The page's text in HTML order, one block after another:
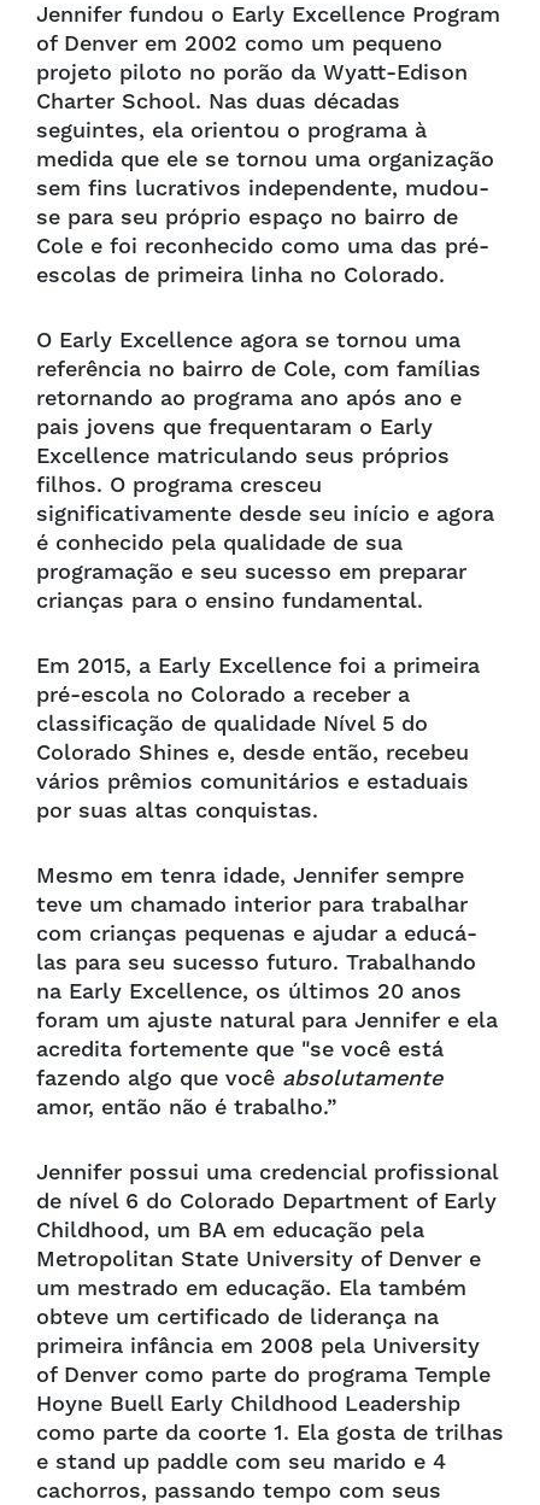
Jennifer fundou o Early Excellence Program
of Denver em 2002 como um pequeno
projeto piloto no porão da Wyatt-Edison
Charter School. Nas duas décadas
seguintes, ela orientou o programa à
medida que ele se tornou uma organização
sem fins lucrativos independente, mudou-
se para seu próprio espaço no bairro de
Cole e foi reconhecido como uma das pré-
escolas de primeira linha no Colorado.
O Early Excellence agora se tornou uma
referência no bairro de Cole, com famílias
retornando ao programa ano após ano e
pais jovens que frequentaram o Early
Excellence matriculando seus próprios
filhos. O programa cresceu
significativamente desde seu início e agora
é conhecido pela qualidade de sua
programação e seu sucesso em preparar
crianças para o ensino fundamental.
Em 2015, a Early Excellence foi a primeira
pré-escola no Colorado a receber a
classificação de qualidade Nível 5 do
Colorado Shines e, desde então, recebeu
vários prêmios comunitários e estaduais
por suas altas conquistas.
Mesmo em tenra idade, Jennifer sempre
teve um chamado interior para trabalhar
com crianças pequenas e ajudar a educá-
las para seu sucesso futuro. Trabalhando
na Early Excellence, os últimos 20 anos
foram um ajuste natural para Jennifer e ela
acredita fortemente que "se você está
fazendo algo que você absolutamente
amor, então não é trabalho.”
Jennifer possui uma credencial profissional
de nível 6 do Colorado Department of Early
Childhood, um BA em educação pela
Metropolitan State University of Denver e
um mestrado em educação. Ela também
obteve um certificado de liderança na
primeira infância em 2008 pela University
of Denver como parte do programa Temple
Hoyne Buell Early Childhood Leadership
como parte da coorte 1. Ela gosta de trilhas
e stand up paddle com seu marido e 4
cachorros, passando tempo com seus